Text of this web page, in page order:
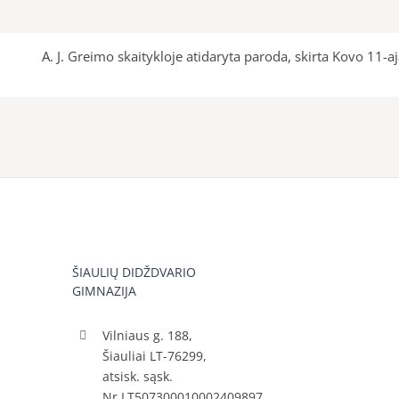
A. J. Greimo skaitykloje atidaryta paroda, skirta Kovo
ŠIAULIŲ DIDŽDVARIO
GIMNAZIJA
Vilniaus g. 188,
Šiauliai LT-76299,
atsisk. sąsk.